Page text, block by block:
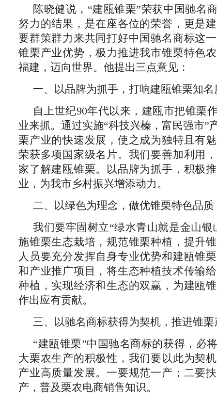
陈晓健说，“建瓯锥栗”荣获中国驰名
努力的结果，是在座各位的荣誉，更是
要群策群力来共同打好中国驰名商标这
锥栗产业优势，极力推进我市锥栗特色
福建，迈向世界。他提出三点意见：
一、以品牌为抓手，打响建瓯锥栗知名
自上世纪90年代以来，建瓯市把锥栗
业来抓。通过实施“科技兴榛，富民强市”
栗产业的快速发展，使之成为独特且有
荣获多项国家级名片。我们要善加利用
家了解建瓯锥栗。以品牌为抓手，积极
业，为我市乡村振兴增添动力。
二、以绿色为理念，做优锥栗特色品质
我们要牢固树立“绿水青山就是金山银
施锥栗生态栽培，规范锥栗种植，提升
人员要充分发挥自身专业优势和建瓯锥
和产业推广项目，将生态种植技术传输
种植，实现经济和生态的双赢，为建瓯
作出应有贡献。
三、以驰名商标获得为契机，推进锥栗
“建瓯锥栗”中国驰名商标的获得，必
大栗农生产的积极性，我们要以此为契
产业高质量发展。一要规范一产；二要
产，普及栗农电商销售知识。